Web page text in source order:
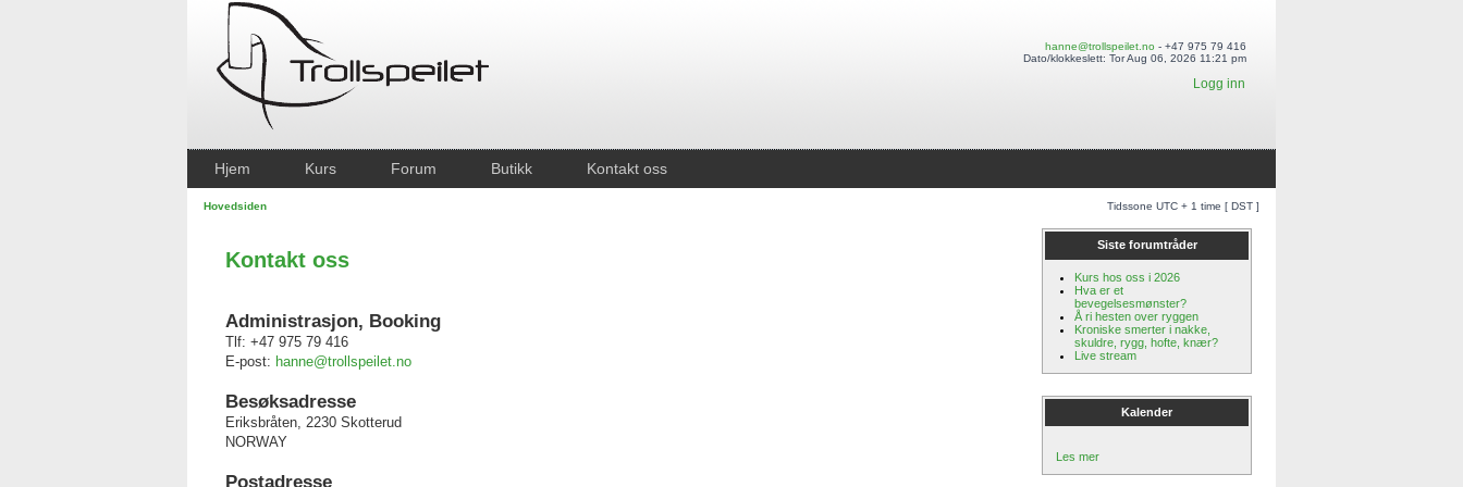
hanne@trollspeilet.no - +47 975 79 416
Dato/klokkeslett: Tor Aug 06, 2026 11:21 pm
Logg inn
Hjem Kurs Forum Butikk Kontakt oss
Hovedsiden Tidssone UTC + 1 time [ DST ]
Kontakt oss
Administrasjon, Booking
Tlf: +47 975 79 416
E-post: hanne@trollspeilet.no
Besøksadresse
Eriksbråten, 2230 Skotterud
NORWAY
Postadresse
Siste forumtråder
Kurs hos oss i 2026
Hva er et
bevegelsesmønster?
Å ri hesten over ryggen
Kroniske smerter i nakke,
skuldre, rygg, hofte, knær?
Live stream
Kalender
Les mer